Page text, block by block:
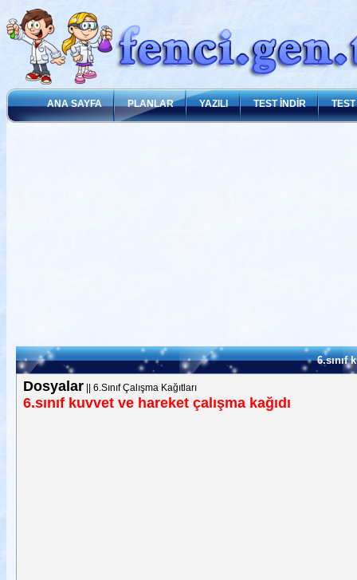
ANA SAYFA PLANLAR YAZILI TEST İNDİR
6.sınıf
Dosyalar|| 6.Sınıf Çalışma Kağıtları
6.sınıf kuvvet ve hareket çalışma kağıdı